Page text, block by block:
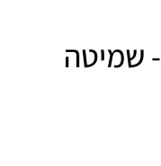
שמיטה